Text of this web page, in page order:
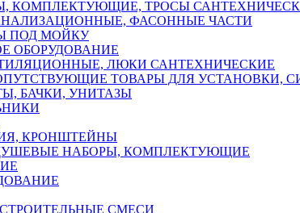
КОМПЛЕКТУЮЩИЕ, ТРОСЫ
ФАСОННЫЕ ЧАСТИ
ПОД МОЙКУ
ОБОРУДОВАНИЕ
ЛЮКИ САНТЕХНИЧЕСКИЕ
ТОВАРЫ ДЛЯ УСТАНОВКИ,
БАЧКИ, УНИТАЗЫ
КРОНШТЕЙНЫ
НАБОРЫ, КОМПЛЕКТУЮЩИЕ
СМЕСИ